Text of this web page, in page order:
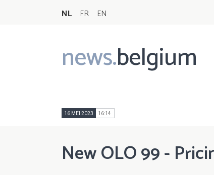
NL FR EN
news.belgium
Main
navigation
16 MEI 2023 16:14
New OLO 99 -